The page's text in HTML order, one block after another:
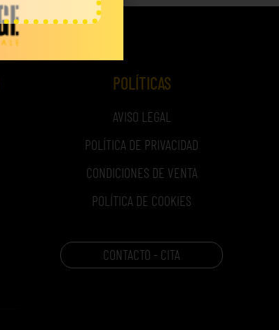
POLÍTICAS
AVISO LEGAL
POLÍTICA DE PRIVACIDAD
CONDICIONES DE VENTA
POLÍTICA DE COOKIES
CONTACTO - CITA